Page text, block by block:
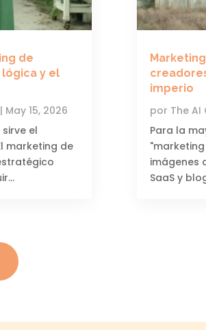
de
y el
| May 15, 2026
el
marketing de
imperio
por The
Para la
imágenes
SaaS y